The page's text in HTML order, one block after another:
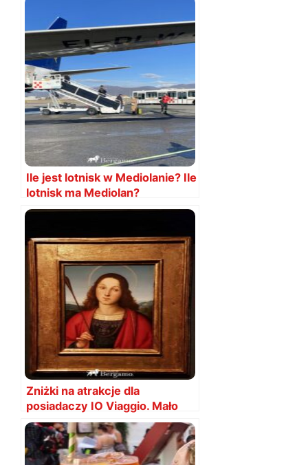
Ile jest lotnisk w Mediolanie? Ile
lotnisk ma Mediolan?
Zniżki na atrakcje dla
posiadaczy IO Viaggio. Mało
kto o tym wie!